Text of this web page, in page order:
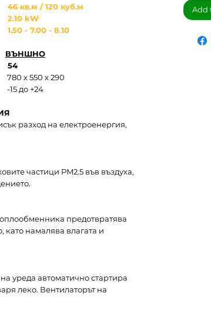
46 кв.м / 120 куб.м
2.10 kW
1.50 - 7.00 - 8.10
ВЪНШНО
54
780 х 550 х 290
-15 до +24
разход на електроенергия,
частици PM2.5 във въздуха,
предотвратява
като намалява влагата и
уреда автоматично стартира
леко. Вентилаторът на
Add